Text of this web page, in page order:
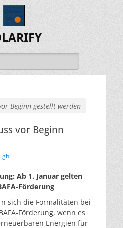
Beginn gestellt werden
vor Beginn
gh
Ab 1. Januar gelten
Förderung
sich die Formalitäten bei
Förderung, wenn es
Energien für